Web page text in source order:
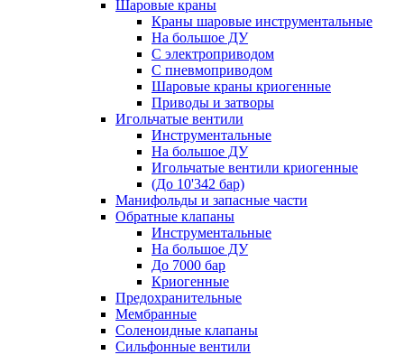
Шаровые краны
Краны шаровые инструментальные
На большое ДУ
С электроприводом
С пневмоприводом
Шаровые краны криогенные
Приводы и затворы
Игольчатые вентили
Инструментальные
На большое ДУ
Игольчатые вентили криогенные
(До 10'342 бар)
Манифольды и запасные части
Обратные клапаны
Инструментальные
На большое ДУ
До 7000 бар
Криогенные
Предохранительные
Мембранные
Соленоидные клапаны
Сильфонные вентили